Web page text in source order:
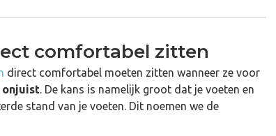
comfortabel zitten
direct comfortabel moeten zitten wanneer ze voor
onjuist. De kans is namelijk groot dat je voeten en
stand van je voeten. Dit noemen we de